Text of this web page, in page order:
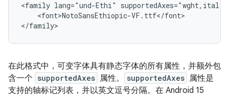
<family lang="und-Ethi" supportedAxes="wght,ital">
    <font>NotoSansEthiopic-VF.ttf</font>
在此格式中，可变字体具有静态字体的所有属性，并额外包
含一个 supportedAxes 属性。 supportedAxes 属性是
支持的轴标记列表，并以英文逗号分隔。在 Android 15